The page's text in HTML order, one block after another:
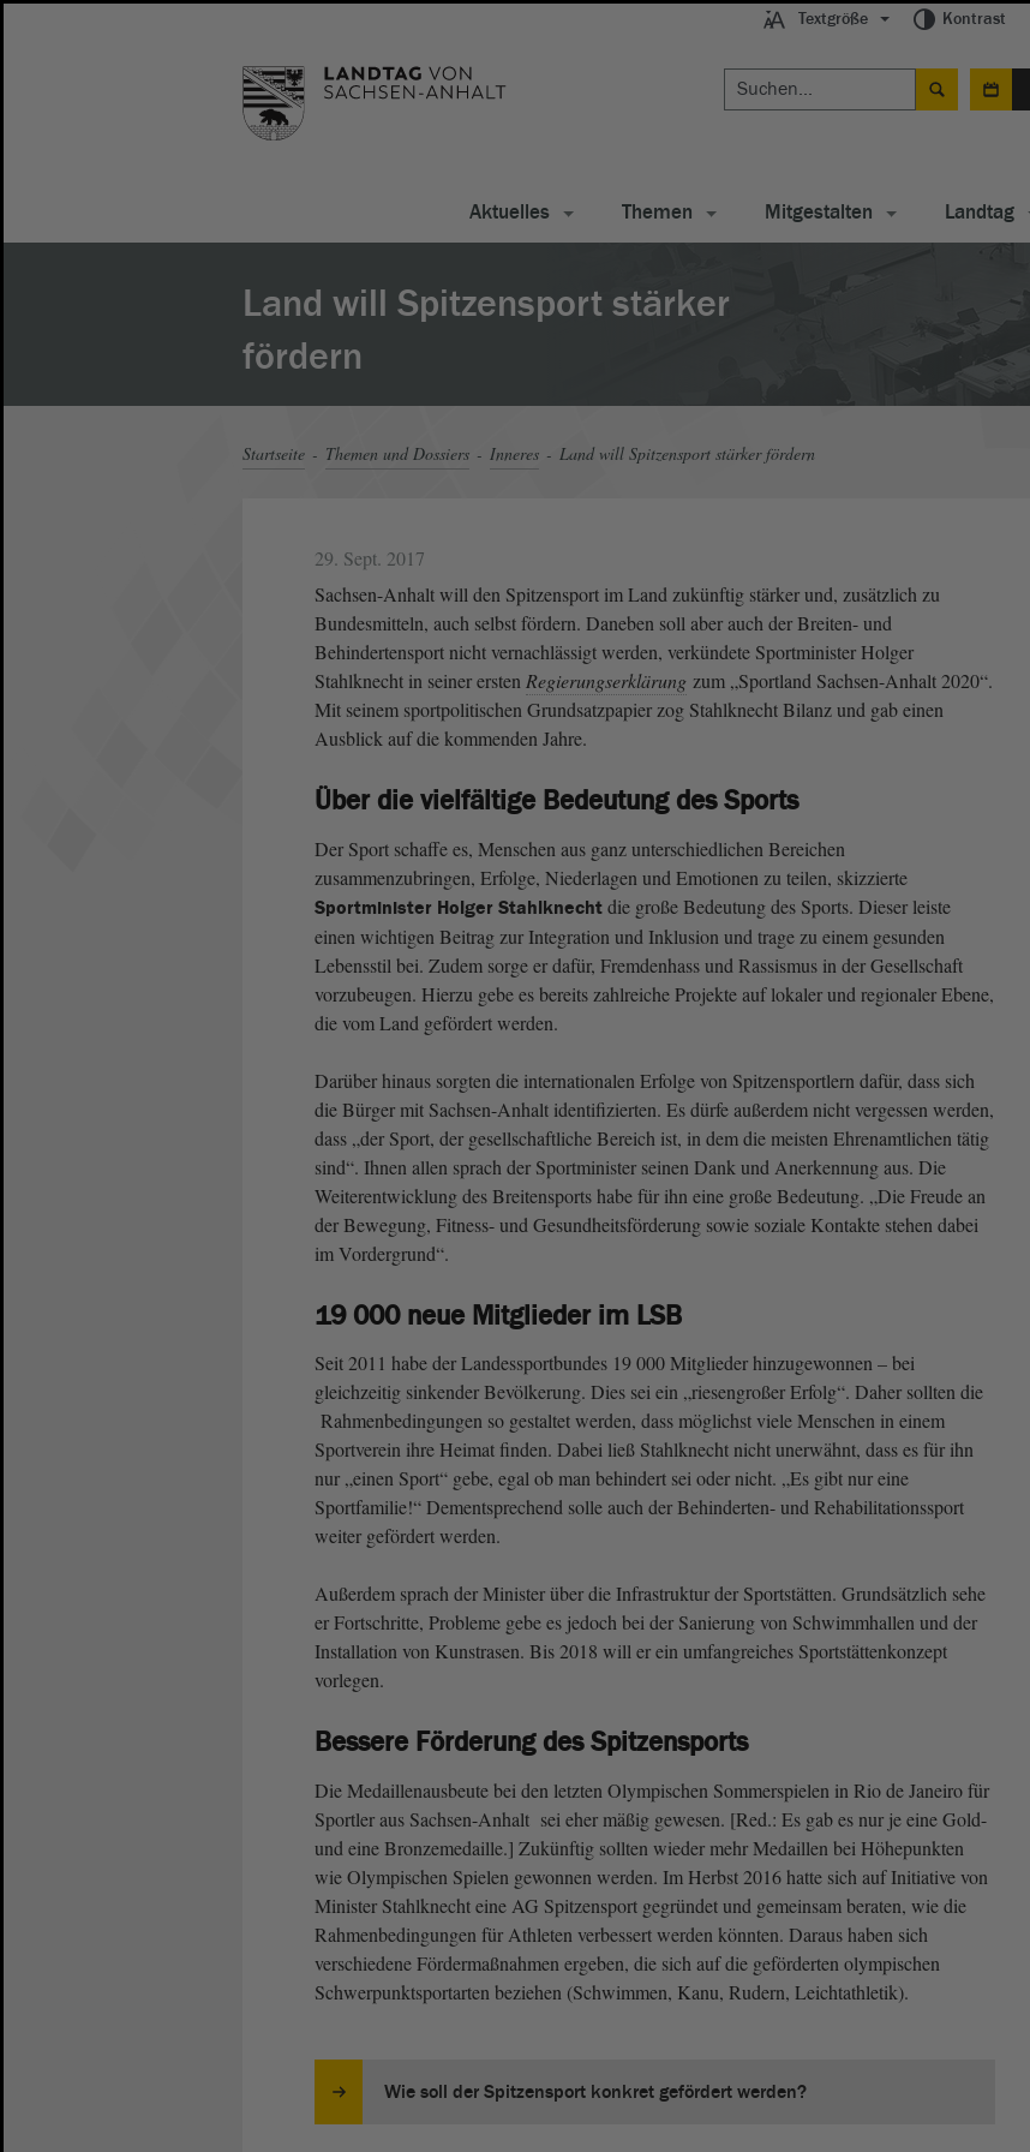
Textgröße Kontrast
Aktuelles Themen Mitgestalten Landtag
Land will Spitzensport stärker
fördern
Startseite Themen und Dossiers Inneres Land will Spitzensport stärker fördern
29. Sept. 2017
Sachsen-Anhalt will den Spitzensport im Land zukünftig stärker und, zusätzlich zu
Bundesmitteln, auch selbst fördern. Daneben soll aber auch der Breiten- und
Behindertensport nicht vernachlässigt werden, verkündete Sportminister Holger
Stahlknecht in seiner ersten Regierungserklärung zum „Sportland Sachsen-Anhalt 2020“.
Mit seinem sportpolitischen Grundsatzpapier zog Stahlknecht Bilanz und gab einen
Ausblick auf die kommenden Jahre.
Über die vielfältige Bedeutung des Sports
Der Sport schaffe es, Menschen aus ganz unterschiedlichen Bereichen
zusammenzubringen, Erfolge, Niederlagen und Emotionen zu teilen, skizzierte
Sportminister Holger Stahlknecht die große Bedeutung des Sports. Dieser leiste
einen wichtigen Beitrag zur Integration und Inklusion und trage zu einem gesunden
Lebensstil bei. Zudem sorge er dafür, Fremdenhass und Rassismus in der Gesellschaft
vorzubeugen. Hierzu gebe es bereits zahlreiche Projekte auf lokaler und regionaler Ebene,
die vom Land gefördert werden.
Darüber hinaus sorgten die internationalen Erfolge von Spitzensportlern dafür, dass sich
die Bürger mit Sachsen-Anhalt identifizierten. Es dürfe außerdem nicht vergessen werden,
dass „der Sport, der gesellschaftliche Bereich ist, in dem die meisten Ehrenamtlichen tätig
sind“. Ihnen allen sprach der Sportminister seinen Dank und Anerkennung aus. Die
Weiterentwicklung des Breitensports habe für ihn eine große Bedeutung. „Die Freude an
der Bewegung, Fitness- und Gesundheitsförderung sowie soziale Kontakte stehen dabei
im Vordergrund“.
19 000 neue Mitglieder im LSB
Seit 2011 habe der Landessportbundes 19 000 Mitglieder hinzugewonnen – bei
gleichzeitig sinkender Bevölkerung. Dies sei ein „riesengroßer Erfolg“. Daher sollten die
Rahmenbedingungen so gestaltet werden, dass möglichst viele Menschen in einem
Sportverein ihre Heimat finden. Dabei ließ Stahlknecht nicht unerwähnt, dass es für ihn
nur „einen Sport“ gebe, egal ob man behindert sei oder nicht. „Es gibt nur eine
Sportfamilie!“ Dementsprechend solle auch der Behinderten- und Rehabilitationssport
weiter gefördert werden.
Außerdem sprach der Minister über die Infrastruktur der Sportstätten. Grundsätzlich sehe
er Fortschritte, Probleme gebe es jedoch bei der Sanierung von Schwimmhallen und der
Installation von Kunstrasen. Bis 2018 will er ein umfangreiches Sportstättenkonzept
vorlegen.
Bessere Förderung des Spitzensports
Die Medaillenausbeute bei den letzten Olympischen Sommerspielen in Rio de Janeiro für
Sportler aus Sachsen-Anhalt sei eher mäßig gewesen. [Red.: Es gab es nur je eine Gold-
und eine Bronzemedaille.] Zukünftig sollten wieder mehr Medaillen bei Höhepunkten
wie Olympischen Spielen gewonnen werden. Im Herbst 2016 hatte sich auf Initiative von
Minister Stahlknecht eine AG Spitzensport gegründet und gemeinsam beraten, wie die
Rahmenbedingungen für Athleten verbessert werden könnten. Daraus haben sich
verschiedene Fördermaßnahmen ergeben, die sich auf die geförderten olympischen
Schwerpunktsportarten beziehen (Schwimmen, Kanu, Rudern, Leichtathletik).
Wie soll der Spitzensport konkret gefördert werden?